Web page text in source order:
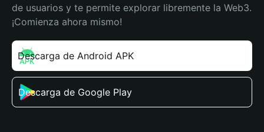
de usuarios y te permite explorar libremente la Web3.
¡Comienza ahora mismo!
Descarga de Android APK
Descarga de Google Play